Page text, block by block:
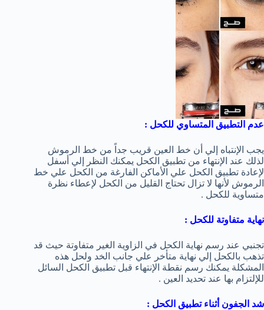
عدم التطبيق المتساوي للكحل :
يجب الإنتباه إلي أن خط العين قريب جداً من خط الرموش
لذلك عند الإنتهاء من تطبيق الكحل يمكنك النظر إلي أسفل
لإعادة تطبيق الكحل علي الأماكن الفارغة من الكحل علي خط
الرموش لأنها لا تزال تحتاج القليل من الكحل لإعطاء نظرة
متساوية للكحل .
نهاية متفاوتة للكحل :
تجنبي عند رسم نهاية الكحل في الزاوية الغير متفاوتة حيث قد
تذهب بالكحل إلي نهاية متأخر علي جانب الخد ولحل هذه
المشكلة يمكنك رسم نقطة الإنتهاء قبل تطبيق الكحل السائل
للإلتزام بها عند تحديد العين .
شد الجفون أثناء تطبيق الكحل :